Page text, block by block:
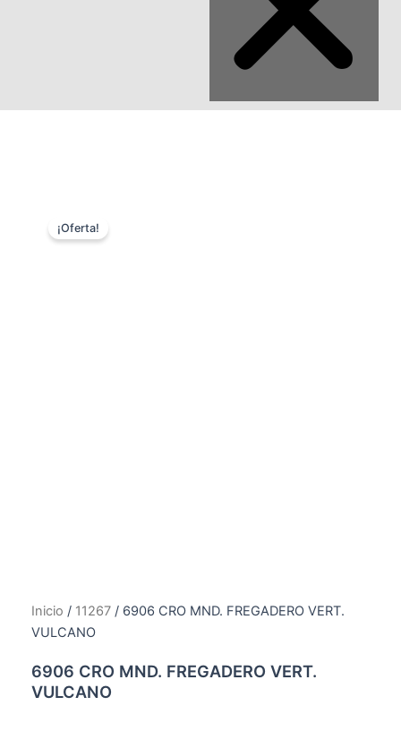
¡Oferta!
Inicio / 11267 / 6906 CRO MND. FREGADERO VERT.
VULCANO
6906 CRO MND. FREGADERO VERT.
VULCANO